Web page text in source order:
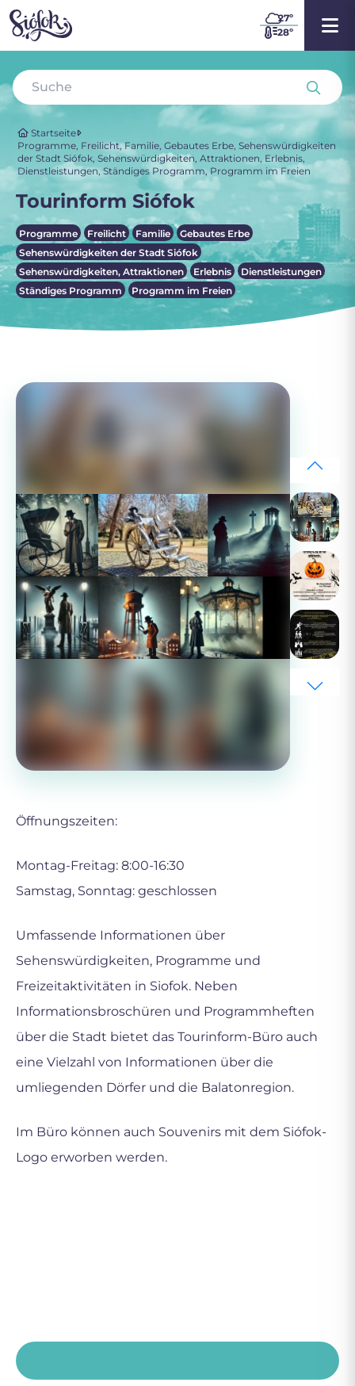
27º
28º
Startseite
Programme, Freilicht,Familie, Gebautes Erbe, Sehenswürdigkeiten
der Stadt Siófok, Sehenswürdigkeiten, Attraktionen, Erlebnis,
Dienstleistungen,Ständiges Programm,Programm im Freien
Tourinform Siófok
Programme Freilicht Familie
Gebautes Erbe
Sehenswürdigkeiten der Stadt Siófok
Sehenswürdigkeiten, Attraktionen
Erlebnis
Dienstleistungen
Ständiges Programm
Programm im Freien
Öffnungszeiten:
Montag-Freitag: 8:00-16:30
Samstag, Sonntag: geschlossen
Umfassende Informationen über
Sehenswürdigkeiten, Programme und
Freizeitaktivitäten in Siofok. Neben
Informationsbroschüren und Programmheften
über die Stadt bietet das Tourinform-Büro auch
eine Vielzahl von Informationen über die
umliegenden Dörfer und die Balatonregion.
Im Büro können auch Souvenirs mit dem Siófok-
Logo erworben werden.